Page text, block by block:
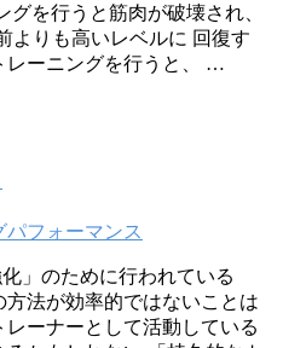
を行うと筋肉が破壊され、
よりも高いレベルに 回復す
レーニングを行うと、 …
パフォーマンス
」のために行われている
方法が効率的ではないことは
ーナーとして活動している